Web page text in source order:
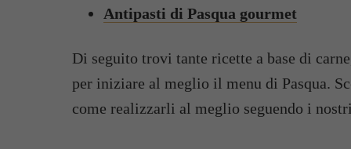
Antipasti di Pasqua gourmet
Di seguito trovi tante ricette a base di
per iniziare al meglio il menu di Pasqua.
come realizzarli al meglio seguendo i